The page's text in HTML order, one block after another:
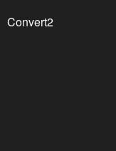
Convert2